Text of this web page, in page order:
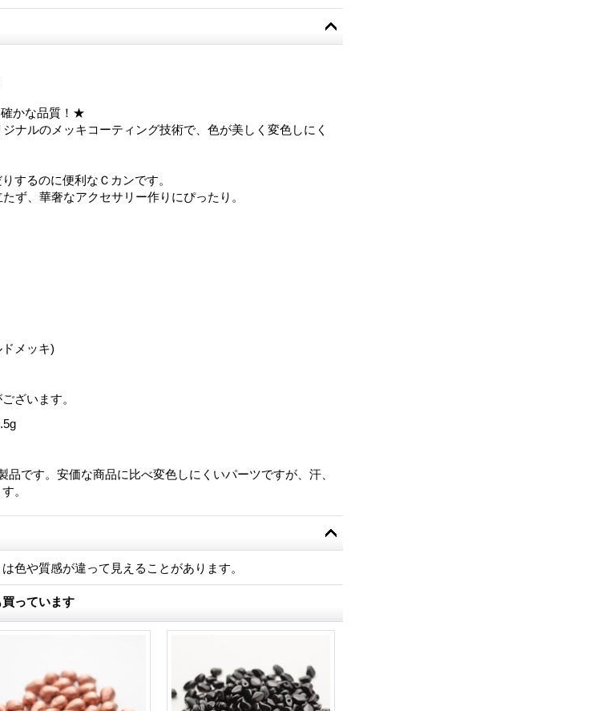
かな品質！★
ナルのメッキコーティング技術で、色が美しく変色しにく
するのに便利なＣカンです。
ず、華奢なアクセサリー作りにぴったり。
メッキ)
ざいます。
品です。安価な商品に比べ変色しにくいパーツですが、汗、
。
色や質感が違って見えることがあります。
っています